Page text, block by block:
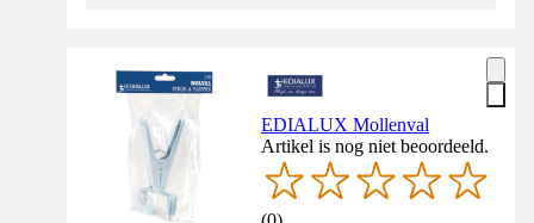
EDIALUX Mollenval
Artikel is nog niet beoordeeld.